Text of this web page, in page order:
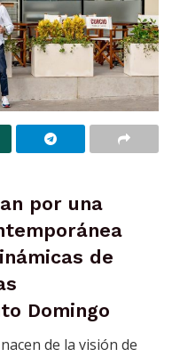
por una
de
Domingo
de la visión de